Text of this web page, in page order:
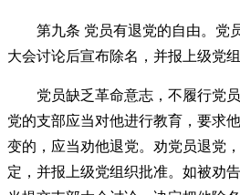
第九条 党员有退党的自由。党
大会讨论后宣布除名，并报上级党组
党员缺乏革命意志，不履行党
党的支部应当对他进行教育，要求
变的，应当劝他退党。劝党员退党
定，并报上级党组织批准。如被劝